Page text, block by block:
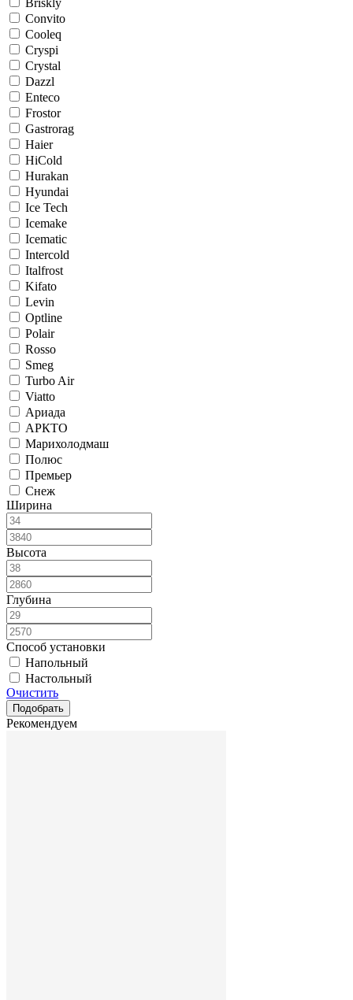
Convito
Cooleq
Cryspi
Crystal
Dazzl
Enteco
Frostor
Gastrorag
Haier
HiCold
Hurakan
Hyundai
Ice Tech
Icemake
Icematic
Intercold
Italfrost
Kifato
Levin
Optline
Polair
Rosso
Smeg
Turbo Air
Viatto
Ариада
АРКТО
Марихолодмаш
Полюс
Премьер
Снеж
Ширина
Высота
Глубина
Способ установки
Напольный
Настольный
Очистить
Рекомендуем